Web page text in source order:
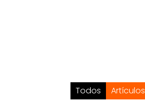
Todos Artículos